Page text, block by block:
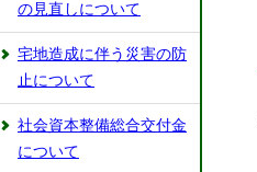
の見直しについて
宅地造成に伴う災害の防
止について
社会資本整備総合交付金
について